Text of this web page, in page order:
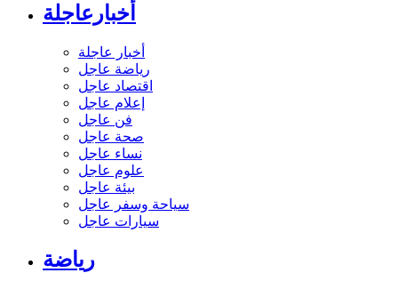
أخبارعاجلة
أخبار عاجلة
رياضة عاجل
اقتصاد عاجل
إعلام عاجل
فن عاجل
صحة عاجل
نساء عاجل
علوم عاجل
بيئة عاجل
سياحة وسفر عاجل
سيارات عاجل
رياضة